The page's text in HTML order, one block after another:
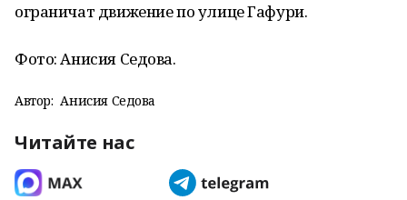
ограничат движение по улице Гафури.
Фото: Анисия Седова.
Автор: Анисия Седова
Читайте нас